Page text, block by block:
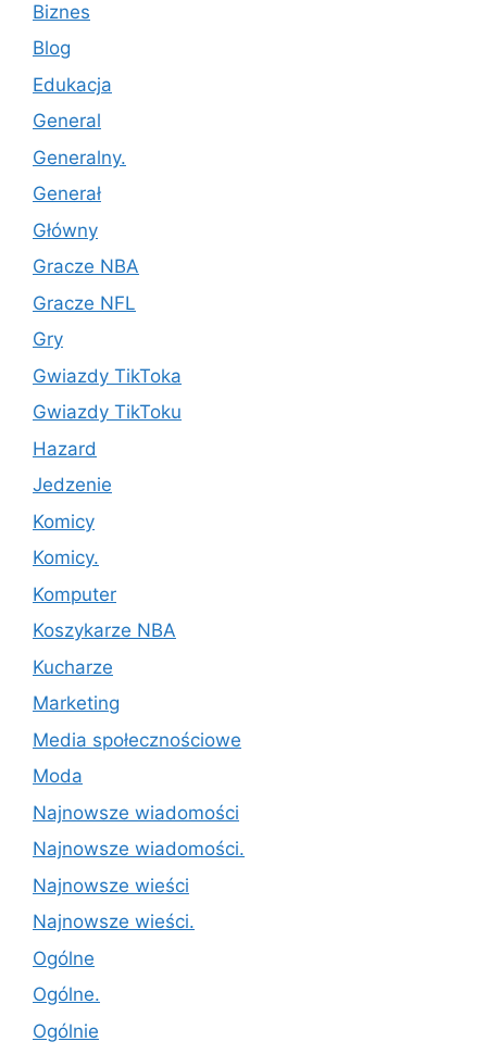
Biznes
Blog
Edukacja
General
Generalny.
Generał
Główny
Gracze NBA
Gracze NFL
Gry
Gwiazdy TikToka
Gwiazdy TikToku
Hazard
Jedzenie
Komicy
Komicy.
Komputer
Koszykarze NBA
Kucharze
Marketing
Media społecznościowe
Moda
Najnowsze wiadomości
Najnowsze wiadomości.
Najnowsze wieści
Najnowsze wieści.
Ogólne
Ogólne.
Ogólnie